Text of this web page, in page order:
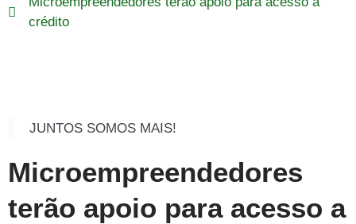
crédito
JUNTOS SOMOS MAIS!
Microempreendedores
terão apoio para acesso a